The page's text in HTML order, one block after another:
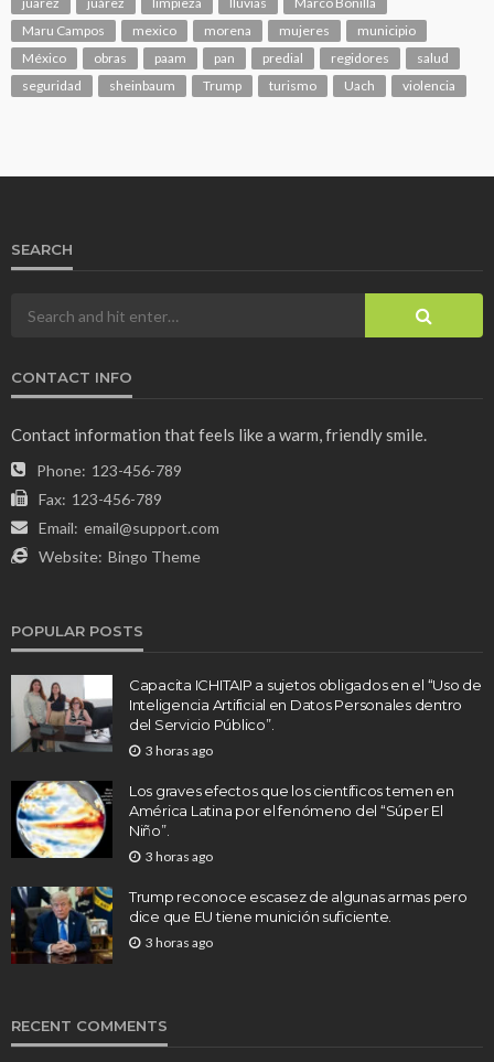
Maru Campos
mexico morena mujeres
municipio
México
obras paam pan predial regidores
salud
seguridad
sheinbaum Trump turismo Uach violencia
SEARCH
CONTACT INFO
Contact information that feels like a warm, friendly smile.
Phone: 123-456-789
Fax: 123-456-789
Email: email@support.com
Website: Bingo Theme
POPULAR POSTS
Capacita ICHITAIP a sujetos obligados en el “Uso de
Inteligencia Artificial en Datos Personales dentro
del Servicio Público”.
3 horas ago
Los graves efectos que los científicos temen en
América Latina por el fenómeno del “Súper El
Niño”.
3 horas ago
Trump reconoce escasez de algunas armas pero
dice que EU tiene munición suficiente.
3 horas ago
RECENT COMMENTS